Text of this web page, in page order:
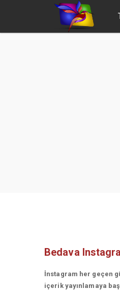
Bedava
İnstagram her geçen
içerik yayınlamaya